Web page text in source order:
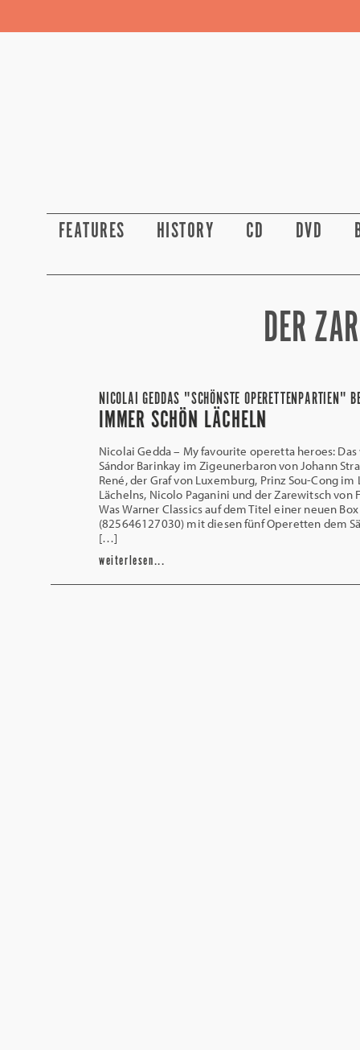
FEATURES HISTORY CD DVD
DER
NICOLAI GEDDAS "SCHÖNSTE OPERETTENPARTIEN"
IMMER SCHÖN LÄCHELN
Nicolai Gedda – My favourite operetta heroes:
Sándor Barinkay im Zigeunerbaron von Johann
René, der Graf von Luxemburg, Prinz Sou-Cong im
Lächelns, Nicolo Paganini und der Zarewitsch von
Was Warner Classics auf dem Titel einer neuen Box
(825646127030) mit diesen fünf Operetten dem
[…]
weiterlesen...